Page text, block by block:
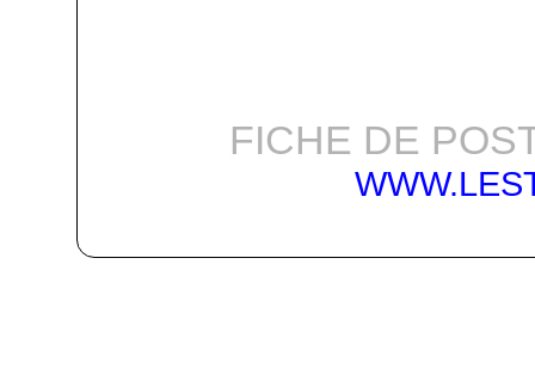
FICHE DE